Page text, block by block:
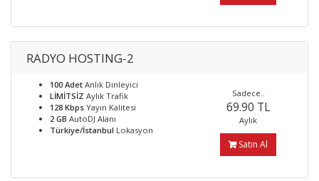
RADYO HOSTING-2
100 Adet Anlık Dinleyici
LİMİTSİZ Aylık Trafik
128 Kbps Yayın Kalitesi
2 GB AutoDJ Alanı
Türkiye/İstanbul Lokasyon
Sadece..
69.90 TL
Aylık
Satın Al